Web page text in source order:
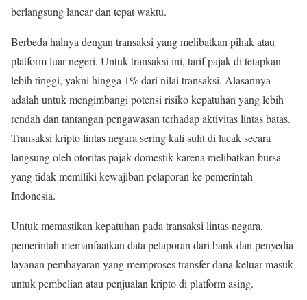
berlangsung lancar dan tepat waktu.
Berbeda halnya dengan transaksi yang melibatkan pihak atau
platform luar negeri. Untuk transaksi ini, tarif pajak di tetapkan
lebih tinggi, yakni hingga 1% dari nilai transaksi. Alasannya
adalah untuk mengimbangi potensi risiko kepatuhan yang lebih
rendah dan tantangan pengawasan terhadap aktivitas lintas batas.
Transaksi kripto lintas negara sering kali sulit di lacak secara
langsung oleh otoritas pajak domestik karena melibatkan bursa
yang tidak memiliki kewajiban pelaporan ke pemerintah
Indonesia.
Untuk memastikan kepatuhan pada transaksi lintas negara,
pemerintah memanfaatkan data pelaporan dari bank dan penyedia
layanan pembayaran yang memproses transfer dana keluar masuk
untuk pembelian atau penjualan kripto di platform asing.